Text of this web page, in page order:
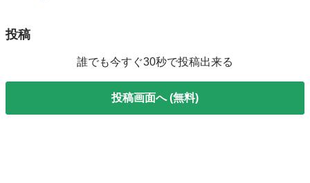
投稿
誰でも今すぐ30秒で投稿出来る
投稿画面へ (無料)